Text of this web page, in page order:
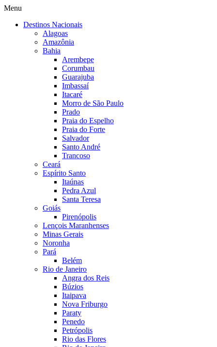
Menu
Destinos Nacionais
Alagoas
Amazônia
Bahia
Arembepe
Corumbau
Guarajuba
Imbassaí
Itacaré
Morro de São Paulo
Prado
Praia do Espelho
Praia do Forte
Salvador
Santo André
Trancoso
Ceará
Espírito Santo
Itaúnas
Pedra Azul
Santa Teresa
Goiás
Pirenópolis
Lençois Maranhenses
Minas Gerais
Noronha
Pará
Belém
Rio de Janeiro
Angra dos Reis
Búzios
Itaipava
Nova Friburgo
Paraty
Penedo
Petrópolis
Rio das Flores